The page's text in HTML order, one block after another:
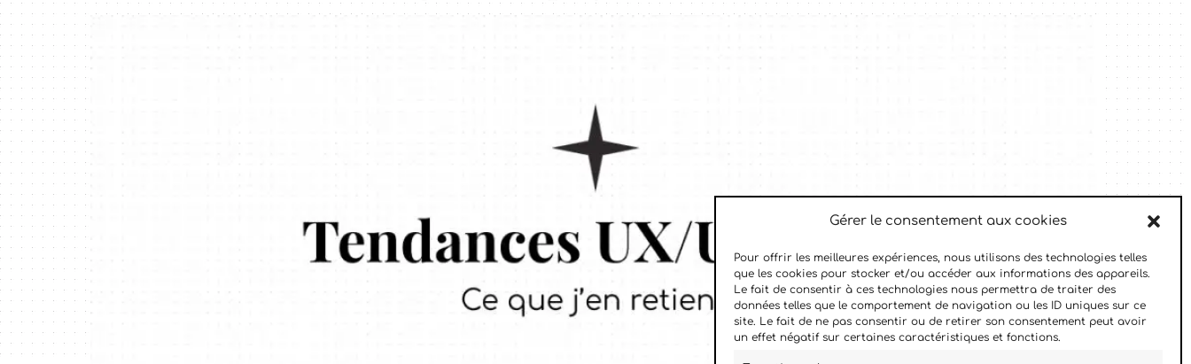
Gérer le consentement aux cookies
Pour offrir les meilleures expériences, nous utilisons des technologies telles
que les cookies pour stocker et/ou accéder aux informations des appareils.
Le fait de consentir à ces technologies nous permettra de traiter des
données telles que le comportement de navigation ou les ID uniques sur ce
site. Le fait de ne pas consentir ou de retirer son consentement peut avoir
un effet négatif sur certaines caractéristiques et fonctions.